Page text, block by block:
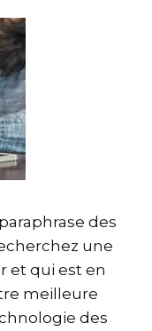
des
une
et qui est en
meilleure
des